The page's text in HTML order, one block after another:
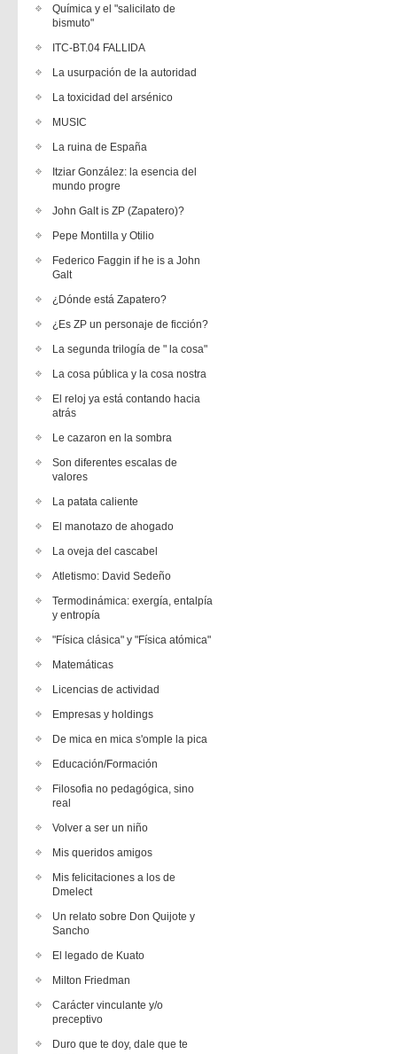
Química y el "salicilato de
bismuto"
ITC-BT.04 FALLIDA
La usurpación de la autoridad
La toxicidad del arsénico
MUSIC
La ruina de España
Itziar González: la esencia del
mundo progre
John Galt is ZP (Zapatero)?
Pepe Montilla y Otilio
Federico Faggin if he is a John
Galt
¿Dónde está Zapatero?
¿Es ZP un personaje de ficción?
La segunda trilogía de " la cosa"
La cosa pública y la cosa nostra
El reloj ya está contando hacia
atrás
Le cazaron en la sombra
Son diferentes escalas de
valores
La patata caliente
El manotazo de ahogado
La oveja del cascabel
Atletismo: David Sedeño
Termodinámica: exergía, entalpía
y entropía
"Física clásica" y "Física atómica"
Matemáticas
Licencias de actividad
Empresas y holdings
De mica en mica s'omple la pica
Educación/Formación
Filosofia no pedagógica, sino
real
Volver a ser un niño
Mis queridos amigos
Mis felicitaciones a los de
Dmelect
Un relato sobre Don Quijote y
Sancho
El legado de Kuato
Milton Friedman
Carácter vinculante y/o
preceptivo
Duro que te doy, dale que te